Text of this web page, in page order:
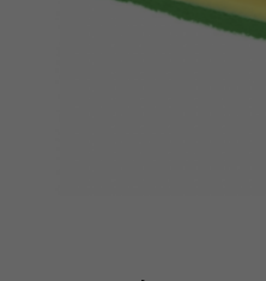
Náhradní plnění